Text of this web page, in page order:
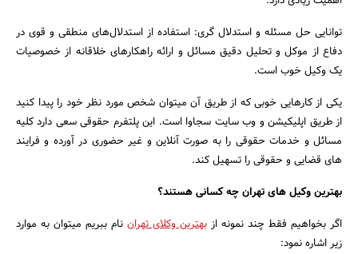
توانایی حل مسئله و استدلال گری: استفاده از استدلال‌های منطقی و قوی در
دفاع از موکل و تحلیل دقیق مسائل و ارائه راهکارهای خلاقانه از خصوصیات
یک وکیل خوب است.
یکی از کارهایی خوبی که از طریق آن میتوان شخص مورد نظر خود را پیدا کنید
از طریق اپلیکیشن و وب سایت سجاوا است. این پلتفرم حقوقی سعی دارد کلیه
مسائل و خدمات حقوقی را به صورت آنلاین و غیر حضوری در آورده و فرایند
های قضایی و حقوقی را تسهیل کند.
بهترین وکیل های تهران چه کسانی هستند؟
اگر بخواهیم فقط چند نمونه از بهترین وکلای تهران نام ببریم میتوان به موارد
زیر اشاره نمود: